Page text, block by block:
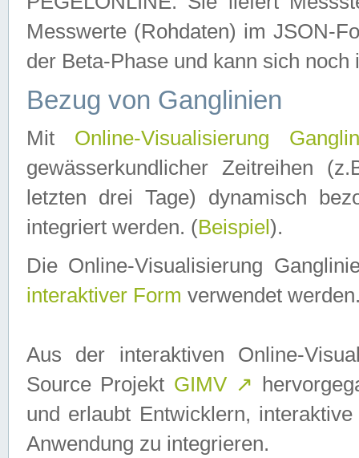
Messwerte (Rohdaten) im JSON-
der Beta-Phase und kann sich noch
Bezug von Ganglinien
Mit Online-Visualisierung
gewässerkundlicher Zeitreihen
letzten drei Tage) dynamisch
integriert werden. (Beispiel ).
Die Online-Visualisierung
interaktiver Form verwendet
Aus der interaktiven Online-
Source Projekt GIMV ↗
und erlaubt Entwicklern,
Anwendung zu integrieren.